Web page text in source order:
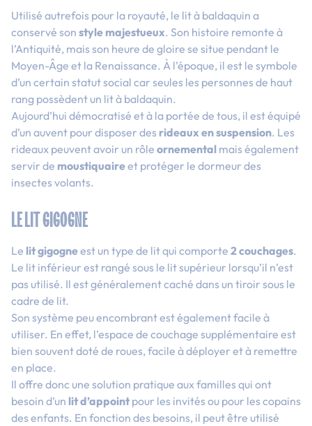
Utilisé autrefois pour la royauté, le lit à baldaquin a
conservé son style majestueux. Son histoire remonte à
l’Antiquité, mais son heure de gloire se situe pendant le
Moyen-Âge et la Renaissance. À l’époque, il est le symbole
d’un certain statut social car seules les personnes de haut
rang possèdent un lit à baldaquin.
Aujourd’hui démocratisé et à la portée de tous, il est équipé
d’un auvent pour disposer des rideaux en suspension. Les
rideaux peuvent avoir un rôle ornemental mais également
servir de moustiquaireet protéger le dormeur des
insectes volants.
LE LIT GIGOGNE
Le lit gigogneest un type de lit qui comporte 2 couchages.
Le lit inférieur est rangé sous le lit supérieur lorsqu’il n’est
pas utilisé. Il est généralement caché dans un tiroir sous le
cadre de lit.
Son système peu encombrant est également facile à
utiliser. En effet, l’espace de couchage supplémentaire est
bien souvent doté de roues, facile à déployer et à remettre
en place.
Il offre donc une solution pratique aux familles qui ont
besoin d’un lit d’appoint pour les invités ou pour les copains
des enfants. En fonction des besoins, il peut être utilisé